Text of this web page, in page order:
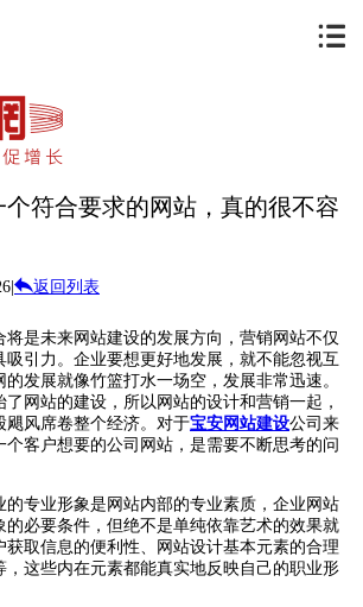
符合要求的网站，真的很不容
返回列表
将是未来网站建设的发展方向，营销网站不仅
吸引力。企业要想更好地发展，就不能忽视互
发展就像竹篮打水一场空，发展非常迅速。
网站的建设，所以网站的设计和营销一起，
飓风席卷整个经济。对于宝安网站建设公司来
客户想要的公司网站，是需要不断思考的问
的专业形象是网站内部的专业素质，企业网站
的必要条件，但绝不是单纯依靠艺术的效果就
获取信息的便利性、网站设计基本元素的合理
，这些内在元素都能真实地反映自己的职业形